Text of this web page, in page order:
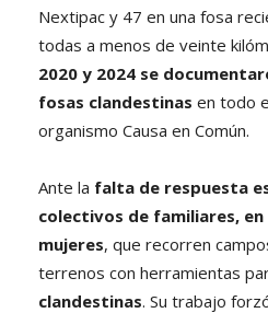
Nextipac y 47 en una fosa
todas a menos de veinte
2020 y 2024 se
fosas clandestinas en todo
organismo Causa en Común.
Ante la falta de respuesta
colectivos de familiares,
mujeres, que recorren
terrenos con herramientas
clandestinas. Su trabajo